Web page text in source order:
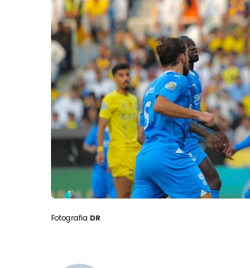
Fotografia DR